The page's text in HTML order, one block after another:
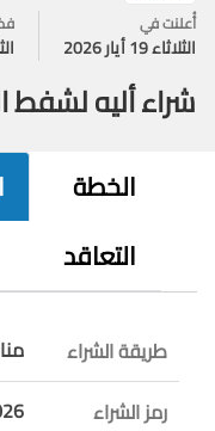
أُعلنت في
الثلاثاء 19 أيار 2026
شراء أليه لشفط
الخطة
التعاقد
طريقة الشراء
رمز الشراء